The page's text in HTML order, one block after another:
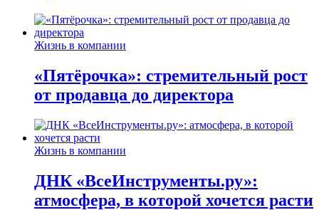
Жизнь в компании
«Пятёрочка»: стремительный рост
от продавца до директора
Жизнь в компании
ДНК «ВсеИнструменты.ру»:
атмосфера, в которой хочется расти